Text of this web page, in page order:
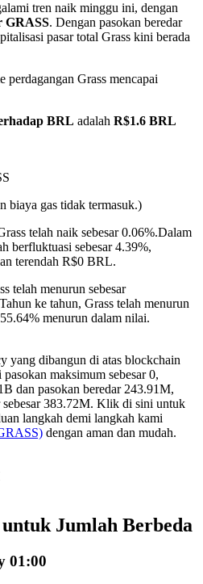
mulia, dan komoditas
USDC sebagai jaminannya
tren naik minggu ini, dengan
GRASS. Dengan pasokan beredar
pasar total Grass kini berada
Grass mencapai
BRL adalah R$1.6 BRL
biaya gas tidak termasuk.)
telah naik sebesar 0.06%.Dalam
berfluktuasi sebesar 4.39%,
terendah R$0 BRL.
telah menurun sebesar
Tahun ke tahun, Grass telah menurun
menurun dalam nilai.
yang dibangun di atas blockchain
maksimum sebesar 0,
dan pasokan beredar 243.91M,
sebesar 383.72M. Klik di sini untuk
langkah demi langkah kami
dengan aman dan mudah.
Jumlah Berbeda
01:00